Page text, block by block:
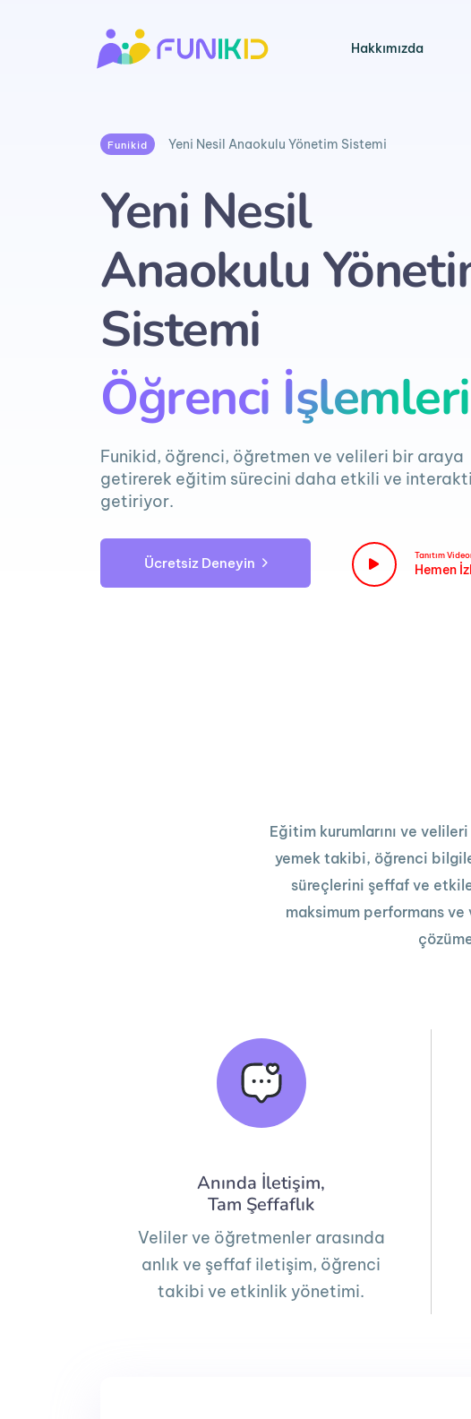
Hakkımızda
Funikid Yeni Nesil Anaokulu Yönetim Sistemi
Yeni Nesil
Anaokulu
Sistemi
Öğrenci İşlemleri
Funikid, öğrenci, öğretmen ve velileri bir araya
getirerek eğitim sürecini daha etkili ve
getiriyor.
Ücretsiz Deneyin Tanıtım
Hemen
Eğitim kurumlarını ve
yemek takibi, öğrenci
süreçlerini şeffaf ve
maksimum performans ve
Anında İletişim,
Tam Şeffaflık
Veliler ve öğretmenler arasında
anlık ve şeffaf iletişim, öğrenci
takibi ve etkinlik yönetimi.